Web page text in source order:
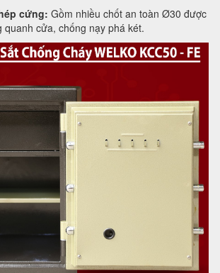
cứng: Gồm nhiều chốt an toàn Ø30 được
cửa, chống nạy phá két.